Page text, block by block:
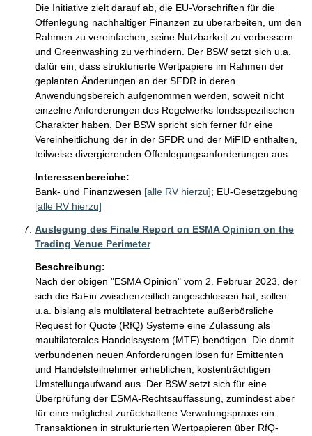
Die Initiative zielt darauf ab, die EU-Vorschriften für die
Offenlegung nachhaltiger Finanzen zu überarbeiten, um den
Rahmen zu vereinfachen, seine Nutzbarkeit zu verbessern
und Greenwashing zu verhindern. Der BSW setzt sich u.a.
dafür ein, dass strukturierte Wertpapiere im Rahmen der
geplanten Änderungen an der SFDR in deren
Anwendungsbereich aufgenommen werden, soweit nicht
einzelne Anforderungen des Regelwerks fondsspezifischen
Charakter haben. Der BSW spricht sich ferner für eine
Vereinheitlichung der in der SFDR und der MiFID enthalten,
teilweise divergierenden Offenlegungsanforderungen aus.
Interessenbereiche:
Bank- und Finanzwesen [alle RV hierzu]; EU-Gesetzgebung
[alle RV hierzu]
Auslegung des Finale Report on ESMA Opinion on the
Trading Venue Perimeter
Beschreibung:
Nach der obigen "ESMA Opinion" vom 2. Februar 2023, der
sich die BaFin zwischenzeitlich angeschlossen hat, sollen
u.a. bislang als multilateral betrachtete außerbörsliche
Request for Quote (RfQ) Systeme eine Zulassung als
maultilaterales Handelssystem (MTF) benötigen. Die damit
verbundenen neuen Anforderungen lösen für Emittenten
und Handelsteilnehmer erheblichen, kostenträchtigen
Umstellungaufwand aus. Der BSW setzt sich für eine
Überprüfung der ESMA-Rechtsauffassung, zumindest aber
für eine möglichst zurückhaltene Verwatungspraxis ein.
Transaktionen in strukturierten Wertpapieren über RfQ-